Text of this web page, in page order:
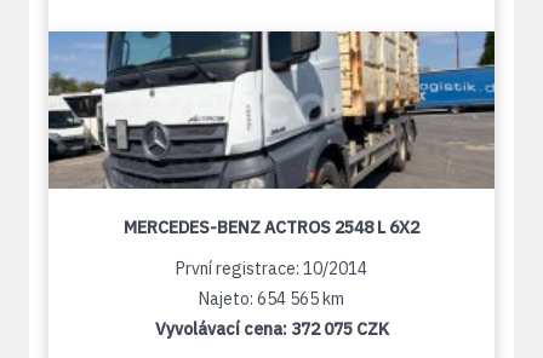
MERCEDES-BENZ ACTROS 2548 L 6X2
První registrace: 10/2014
Najeto: 654 565 km
Vyvolávací cena: 372 075 CZK